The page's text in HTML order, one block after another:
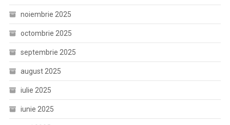
noiembrie 2025
octombrie 2025
septembrie 2025
august 2025
iulie 2025
iunie 2025